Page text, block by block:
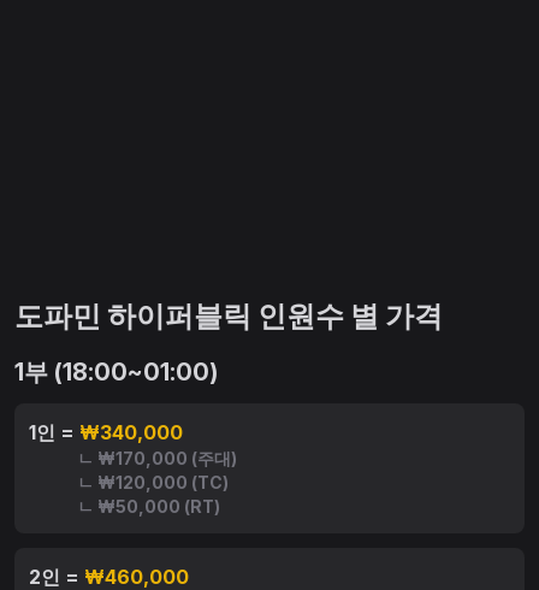
도파민 하이퍼블릭 인원수 별 가격
1부 (18:00~01:00)
1인 = ₩340,000
ㄴ ₩170,000 (주대)
ㄴ ₩120,000 (TC)
ㄴ ₩50,000 (RT)
2인 = ₩460,000